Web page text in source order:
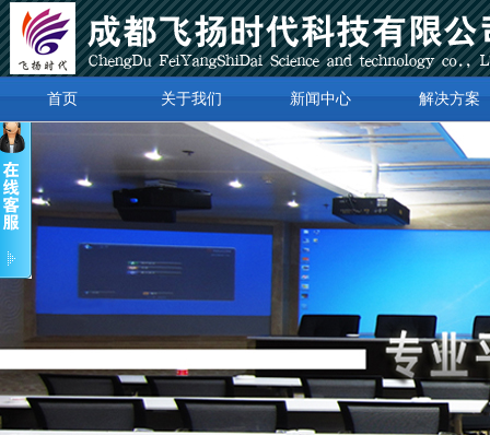
首页 关于我们 新闻中心 解决方案